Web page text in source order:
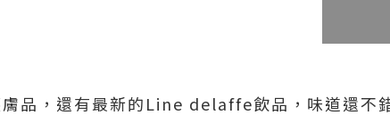
品，還有最新的Line delaffe飲品，味道還不